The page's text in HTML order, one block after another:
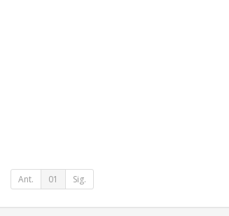
Ant. 01 Sig.